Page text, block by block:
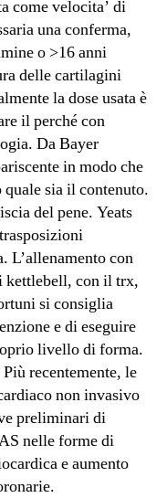
come velocita’ di
una conferma,
o >16 anni
delle cartilagini
la dose usata è
il perché con
Da Bayer
in modo che
quale sia il contenuto.
del pene. Yeats
L’allenamento con
kettlebell, con il trx,
si consiglia
e di eseguire
livello di forma.
recentemente, le
non invasivo
preliminari di
nelle forme di
e aumento